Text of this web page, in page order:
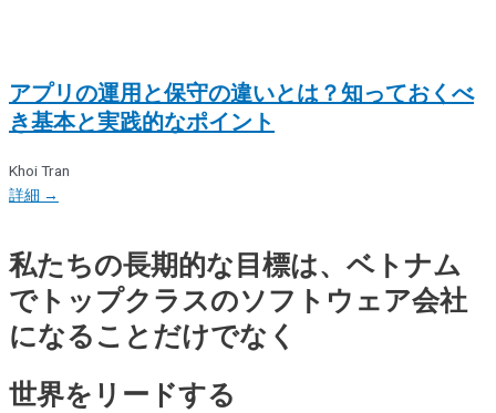
アプリの運用と保守の違いとは？知っておくべ
き基本と実践的なポイント
Khoi Tran
詳細 →
私たちの長期的な目標は、ベトナム
でトップクラスのソフトウェア会社
になることだけでなく
世界をリードする